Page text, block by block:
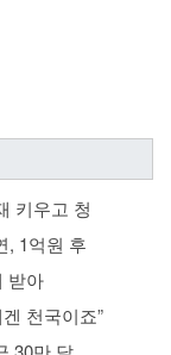
키우고 청
, 1억원 후
받아
천국이죠”